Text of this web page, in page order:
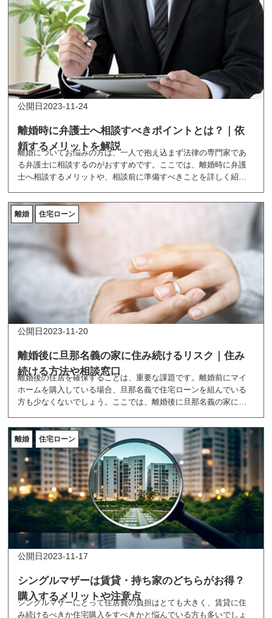
離婚時に弁護士へ相談すべきポイントとは？｜依
頼するメリットを解説
2023-11-24
離婚についてお悩みの方は、一人で抱え込まず法律の専門家であ
る弁護士に相談するのがおすすめです。ここでは、離婚時に弁護
士へ相談するメリットや、相談前に準備すべきことを詳しく紹介
離婚 住宅ローン
離婚後に旦那名義の家に住み続けるリスク｜住み
続ける方法や相談窓口
2023-11-20
離婚後の住居を確保することは、重要な課題です。離婚前にマイ
ホームを購入している場合、旦那名義で住宅ローンを組んでいる
方も少なくないでしょう。ここでは、離婚後に旦那名義の家に住
離婚 住宅ローン
シングルマザーは賃貸・持ち家のどちらがお得？
購入するメリットや注意点
2023-11-17
シングルマザーにとって住居費の負担はとても大きく、賃貸に住
み続けるべきか住宅購入をすべきかと悩んでいる方も多いでしょ